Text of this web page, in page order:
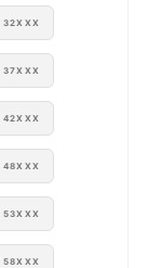
32XXX
37XXX
42XXX
48XXX
53XXX
58XXX